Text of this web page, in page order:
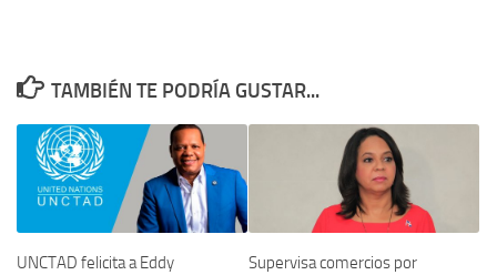
TAMBIÉN TE PODRÍA GUSTAR...
UNCTAD felicita a Eddy
Supervisa comercios por